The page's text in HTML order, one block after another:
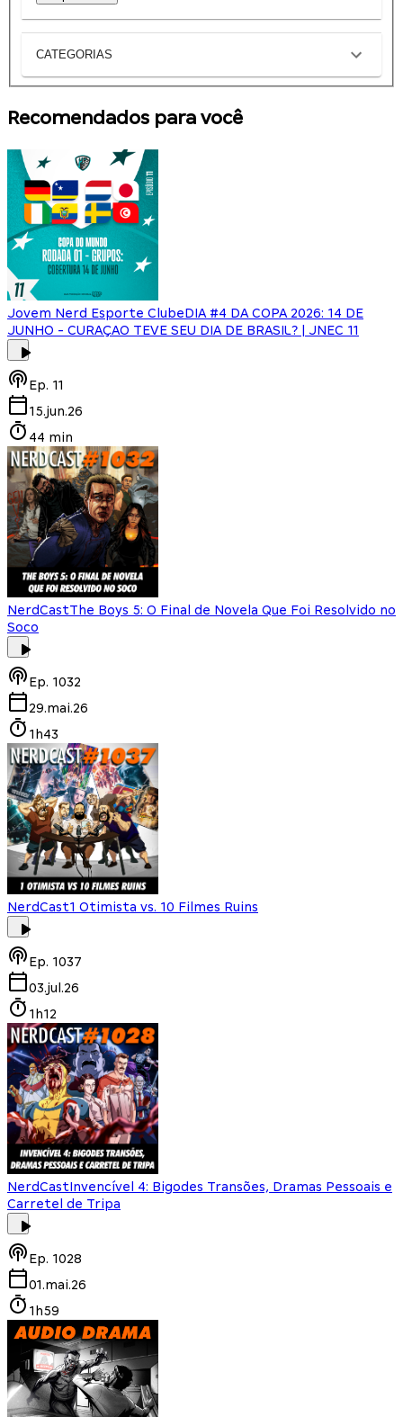
CATEGORIAS
Recomendados para você
Jovem Nerd Esporte ClubeDIA #4 DA COPA 2026: 14 DE
JUNHO - CURAÇAO TEVE SEU DIA DE BRASIL? | JNEC 11
Ep. 11
15.jun.26
44 min
NerdCastThe Boys 5: O Final de Novela Que Foi Resolvido no
Soco
Ep. 1032
29.mai.26
1h43
NerdCast1 Otimista vs. 10 Filmes Ruins
Ep. 1037
03.jul.26
1h12
NerdCastInvencível 4: Bigodes Transões, Dramas Pessoais e
Carretel de Tripa
Ep. 1028
01.mai.26
1h59